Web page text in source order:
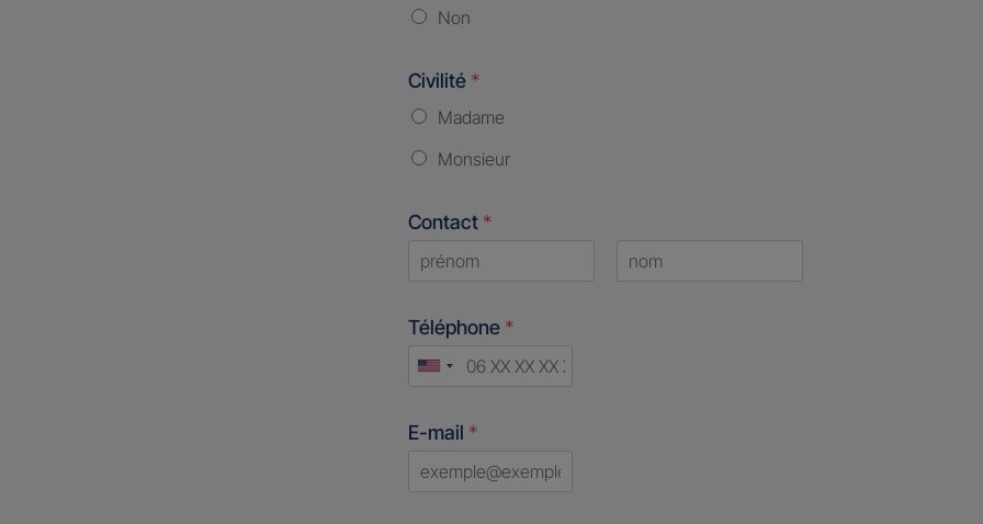
Non
Civilité *
Madame
Monsieur
Contact *
Téléphone *
United
+1
E-mail *